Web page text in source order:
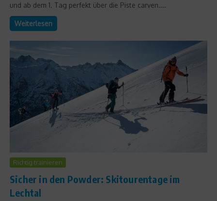
und ab dem 1. Tag perfekt über die Piste carven....
Weiterlesen
Richtig trainieren
Sicher in den Powder: Skitourentage im
Lechtal